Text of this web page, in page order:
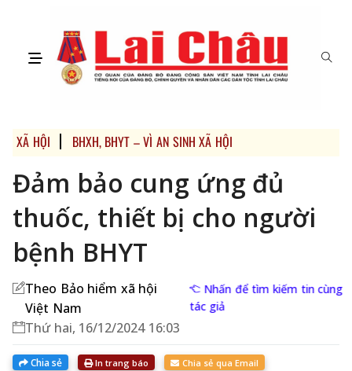
XÃ HỘI BHXH, BHYT – VÌ AN SINH XÃ HỘI
Đảm bảo cung ứng đủ
thuốc, thiết bị cho người
bệnh BHYT
Theo Bảo hiểm xã hội
Việt Nam
Nhấn để tìm kiếm tin cùng
tác giả
Thứ hai, 16/12/2024 16:03
Chia sẻ In trang báo Chia sẻ qua Email